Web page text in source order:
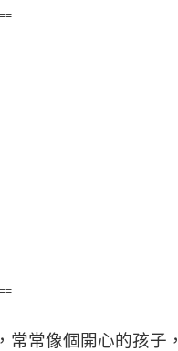
常常像個開心的孩子，